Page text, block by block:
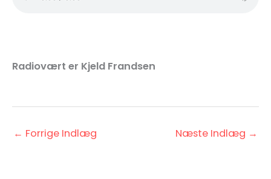
Radiovært er Kjeld Frandsen
← Forrige Indlæg Næste Indlæg →